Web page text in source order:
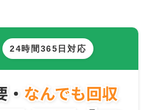
24時間365日対応